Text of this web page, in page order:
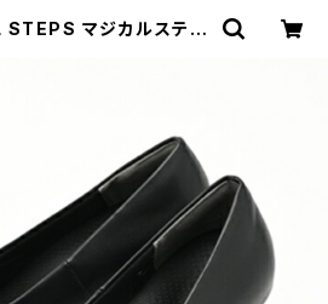
マジカルステッ
学式 卒業式 就活 mgs7
・サンダルのカサブロウ